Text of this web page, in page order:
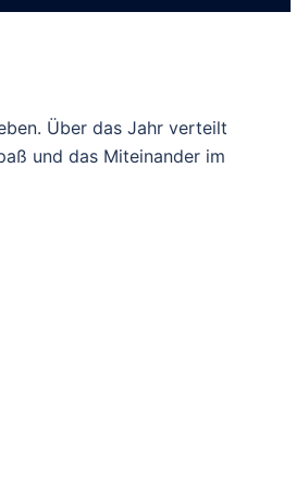
Über das Jahr verteilt
und das Miteinander im